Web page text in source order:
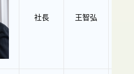
社長 王智弘